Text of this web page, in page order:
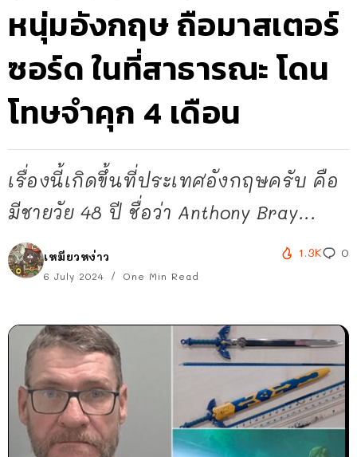
หนุ่มอังกฤษ ถือมาสเตอร์
ซอร์ด ในที่สาธารณะ โดน
โทษจำคุก 4 เดือน
เรื่องนี้เกิดขึ้นที่ประเทศอังกฤษครับ คือ
มีชายวัย 48 ปี ชื่อว่า Anthony Bray...
เหมียวหง่าว
6 July 2024 One Min Read
1.3K 0